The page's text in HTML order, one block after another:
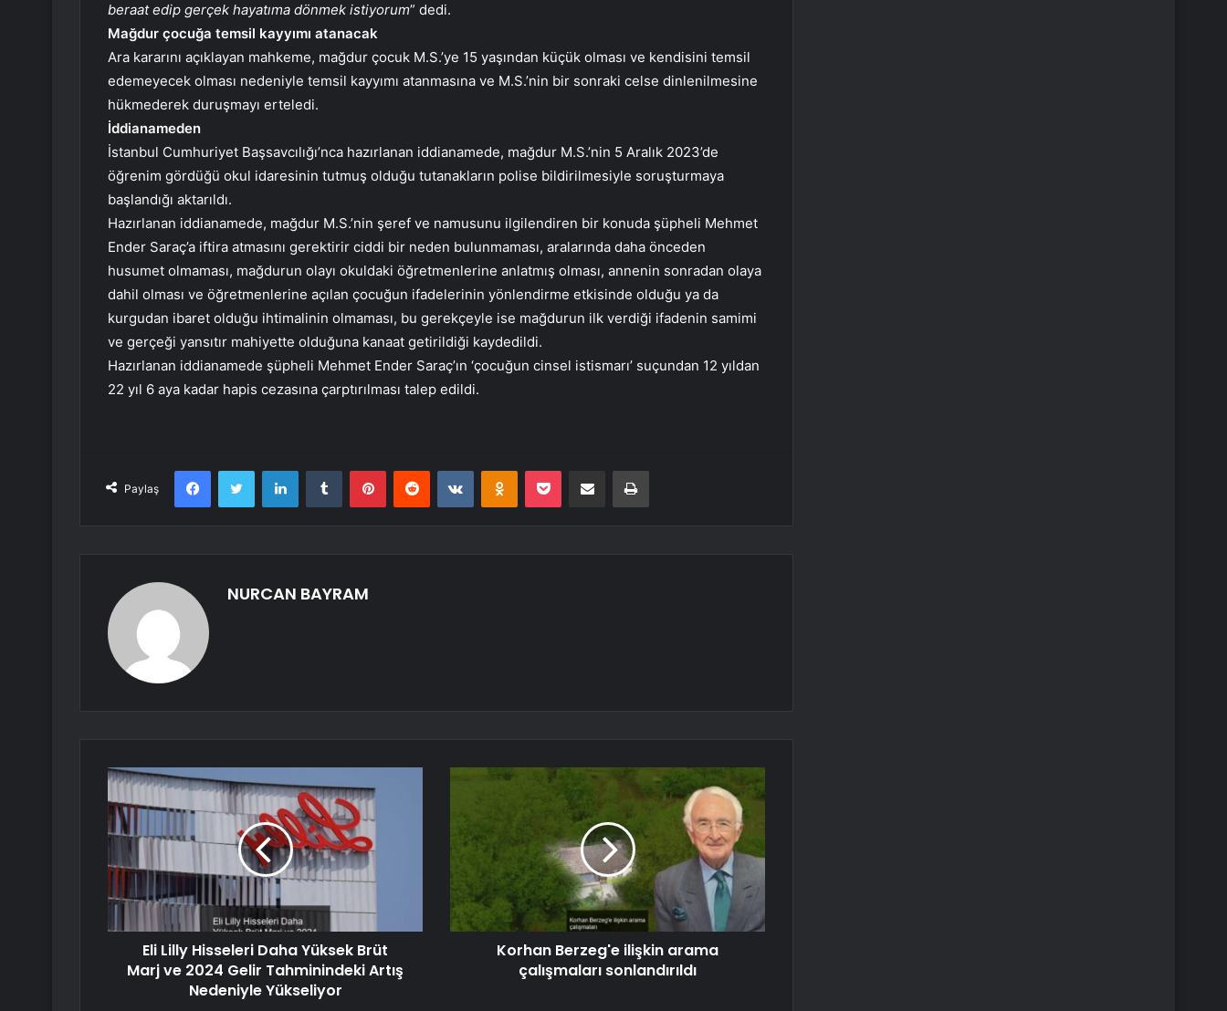
beraat edip gerçek hayatıma dönmek istiyorum” dedi.
Mağdur çocuğa temsil kayyımı atanacak
Ara kararını açıklayan mahkeme, mağdur çocuk M.S.’ye 15 yaşından küçük olması ve kendisini temsil
edemeyecek olması nedeniyle temsil kayyımı atanmasına ve M.S.’nin bir sonraki celse dinlenilmesine
hükmederek duruşmayı erteledi.
İddianameden
İstanbul Cumhuriyet Başsavcılığı’nca hazırlanan iddianamede, mağdur M.S.’nin 5 Aralık 2023’de
öğrenim gördüğü okul idaresinin tutmuş olduğu tutanakların polise bildirilmesiyle soruşturmaya
başlandığı aktarıldı.
Hazırlanan iddianamede, mağdur M.S.’nin şeref ve namusunu ilgilendiren bir konuda şüpheli Mehmet
Ender Saraç’a iftira atmasını gerektirir ciddi bir neden bulunmaması, aralarında daha önceden
husumet olmaması, mağdurun olayı okuldaki öğretmenlerine anlatmış olması, annenin sonradan olaya
dahil olması ve öğretmenlerine açılan çocuğun ifadelerinin yönlendirme etkisinde olduğu ya da
kurgudan ibaret olduğu ihtimalinin olmaması, bu gerekçeyle ise mağdurun ilk verdiği ifadenin samimi
ve gerçeği yansıtır mahiyette olduğuna kanaat getirildiği kaydedildi.
Hazırlanan iddianamede şüpheli Mehmet Ender Saraç’ın ‘çocuğun cinsel istismarı’ suçundan 12 yıldan
22 yıl 6 aya kadar hapis cezasına çarptırılması talep edildi.
Paylaş
FacebookTwitter LinkedInTumblr PinterestReddit VKontakteOdnoklassniki
Pocket E-Posta ile paylaş Yazdır
NURCAN BAYRAM
Eli Lilly Hisseleri Daha Yüksek Brüt
Marj ve 2024 Gelir Tahminindeki Artış
Nedeniyle Yükseliyor
Korhan Berzeg'e ilişkin arama
çalışmaları sonlandırıldı